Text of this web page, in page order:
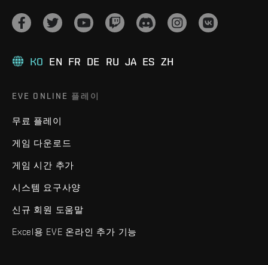
KO EN FR DE RU JA ES ZH
EVE ONLINE 플레이
무료 플레이
게임 다운로드
게임 시간 추가
시스템 요구사양
신규 회원 도움말
Excel용 EVE 온라인 추가 기능